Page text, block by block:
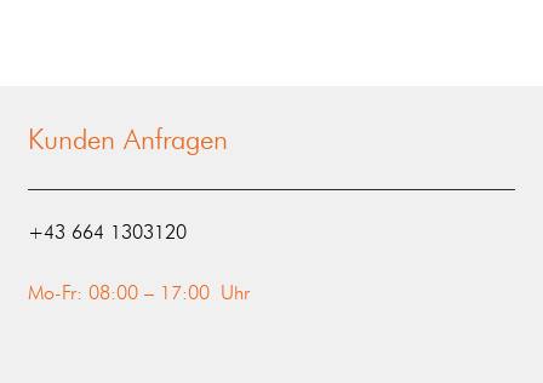
Kunden Anfragen
‭+43 664 1303120‬
Mo-Fr: 08:00 – 17:00 Uhr